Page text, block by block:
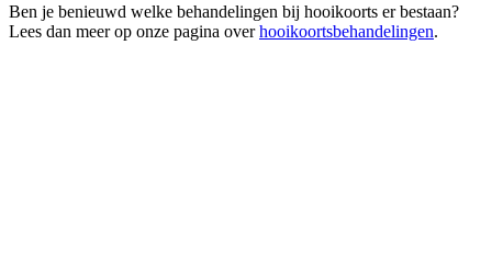
Ben je benieuwd welke behandelingen bij hooikoorts er bestaan?
Lees dan meer op onze pagina overhooikoortsbehandelingen.